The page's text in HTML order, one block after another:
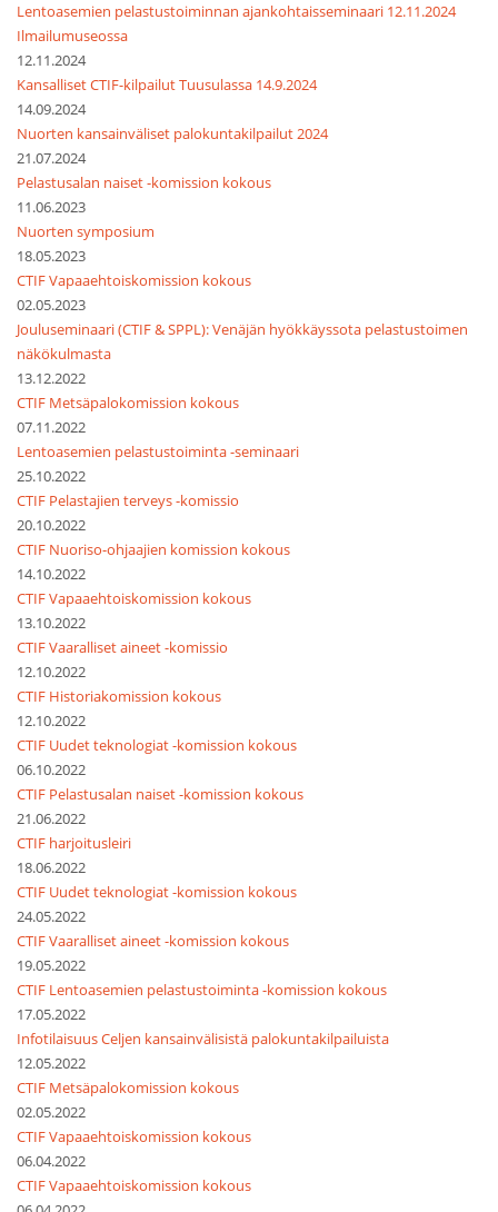
Lentoasemien pelastustoiminnan ajankohtaisseminaari 12.11.2024
Ilmailumuseossa
12.11.2024
Kansalliset CTIF-kilpailut Tuusulassa 14.9.2024
14.09.2024
Nuorten kansainväliset palokuntakilpailut 2024
21.07.2024
Pelastusalan naiset -komission kokous
11.06.2023
Nuorten symposium
18.05.2023
CTIF Vapaaehtoiskomission kokous
02.05.2023
Jouluseminaari (CTIF & SPPL): Venäjän hyökkäyssota pelastustoimen
näkökulmasta
13.12.2022
CTIF Metsäpalokomission kokous
07.11.2022
Lentoasemien pelastustoiminta -seminaari
25.10.2022
CTIF Pelastajien terveys -komissio
20.10.2022
CTIF Nuoriso-ohjaajien komission kokous
14.10.2022
CTIF Vapaaehtoiskomission kokous
13.10.2022
CTIF Vaaralliset aineet -komissio
12.10.2022
CTIF Historiakomission kokous
12.10.2022
CTIF Uudet teknologiat -komission kokous
06.10.2022
CTIF Pelastusalan naiset -komission kokous
21.06.2022
CTIF harjoitusleiri
18.06.2022
CTIF Uudet teknologiat -komission kokous
24.05.2022
CTIF Vaaralliset aineet -komission kokous
19.05.2022
CTIF Lentoasemien pelastustoiminta -komission kokous
17.05.2022
Infotilaisuus Celjen kansainvälisistä palokuntakilpailuista
12.05.2022
CTIF Metsäpalokomission kokous
02.05.2022
CTIF Vapaaehtoiskomission kokous
06.04.2022
CTIF Vapaaehtoiskomission kokous